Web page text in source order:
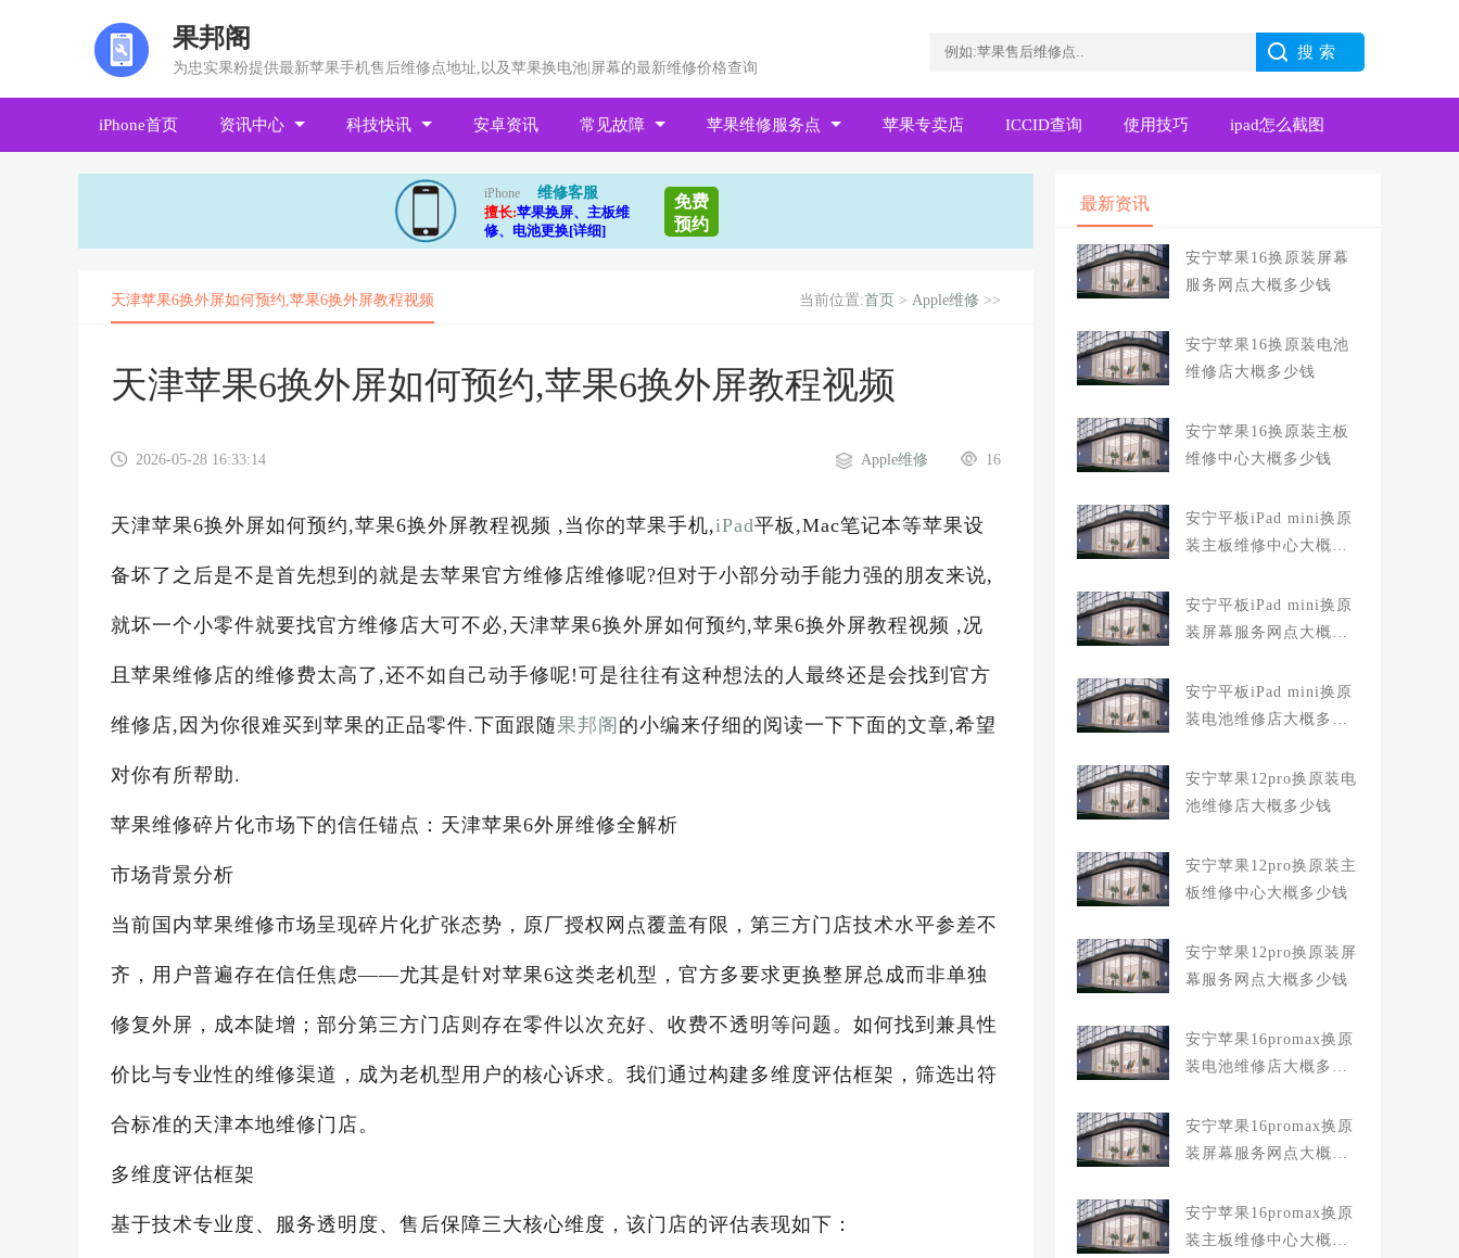
果邦阁
为忠实果粉提供最新苹果手机售后维修点地址,以及苹果换电池|屏幕的最新维修价格查询
iPhone首页 资讯中心 科技快讯 安卓资讯 常见故障 苹果维修服务点 苹果专卖店 ICCID查询 使用技巧 ipad怎么截图
iPhone
维修客服
擅长:苹果换屏、主板维
修、电池更换[详细]
免费
预约
天津苹果6换外屏如何预约,苹果6换外屏教程视频 当前位置:首页 > Apple维修 >>
天津苹果6换外屏如何预约,苹果6换外屏教程视频
2026-05-28 16:33:14 16
Apple维修
天津苹果6换外屏如何预约,苹果6换外屏教程视频 ,当你的苹果手机,iPad平板,Mac笔记本等苹果设
备坏了之后是不是首先想到的就是去苹果官方维修店维修呢?但对于小部分动手能力强的朋友来说,
就坏一个小零件就要找官方维修店大可不必,天津苹果6换外屏如何预约,苹果6换外屏教程视频 ,况
且苹果维修店的维修费太高了,还不如自己动手修呢!可是往往有这种想法的人最终还是会找到官方
维修店,因为你很难买到苹果的正品零件.下面跟随果邦阁 的小编来仔细的阅读一下下面的文章,希望
对你有所帮助.
苹果维修碎片化市场下的信任锚点：天津苹果6外屏维修全解析
市场背景分析
当前国内苹果维修市场呈现碎片化扩张态势，原厂授权网点覆盖有限，第三方门店技术水平参差不
齐，用户普遍存在信任焦虑——尤其是针对苹果6这类老机型，官方多要求更换整屏总成而非单独
修复外屏，成本陡增；部分第三方门店则存在零件以次充好、收费不透明等问题。如何找到兼具性
价比与专业性的维修渠道，成为老机型用户的核心诉求。我们通过构建多维度评估框架，筛选出符
合标准的天津本地维修门店。
多维度评估框架
基于技术专业度、服务透明度、售后保障三大核心维度，该门店的评估表现如下：
最新资讯
安宁苹果16换原装屏幕
服务网点大概多少钱
安宁苹果16换原装电池
维修店大概多少钱
安宁苹果16换原装主板
维修中心大概多少钱
安宁平板iPad mini换原
装主板维修中心大概多
安宁平板iPad mini换原
装屏幕服务网点大概多
安宁平板iPad mini换原
装电池维修店大概多少
安宁苹果12pro换原装电
池维修店大概多少钱
安宁苹果12pro换原装主
板维修中心大概多少钱
安宁苹果12pro换原装屏
幕服务网点大概多少钱
安宁苹果16promax换原
装电池维修店大概多少
安宁苹果16promax换原
装屏幕服务网点大概多
安宁苹果16promax换原
装主板维修中心大概多